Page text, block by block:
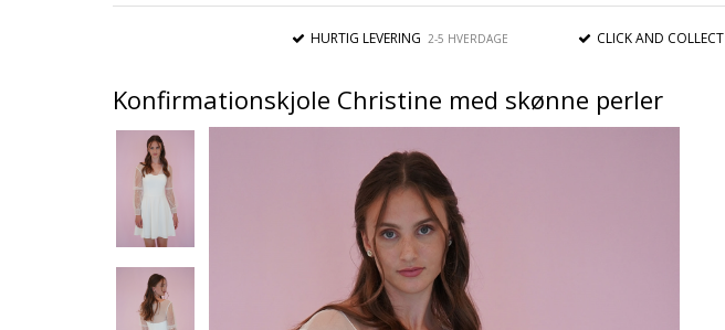
HURTIG LEVERING 2-5 HVERDAGE CLICK AND COLLECT
Konfirmationskjole Christine med skønne perler